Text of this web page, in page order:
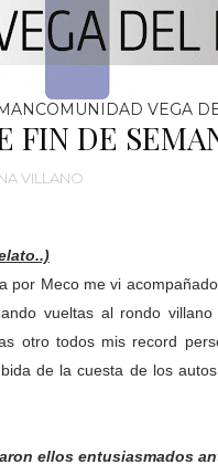
VEGA
FIN DE
VILLANO
por Meco me vi
vueltas al rondo
otro todos mis record
de la cuesta de los
ellos entusiasmados